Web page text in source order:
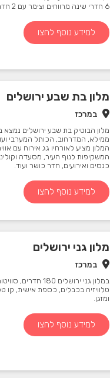
6 חדרי שינה מרווחים וצימר עם 2 חדרי שינה.
למידע נוסף לחצו
מלון בת שבע ירושלים
במרכז
מלון הבוטיק בת שבע ירושלים
ממילא, המדרחוב, הכותל המערבי
המלון מציע לאורחיו גג אירוח עם
המשקיפות לנוף העיר, מסעדה
כנסים ואירועים, חדר כושר ועוד.
למידע נוסף לחצו
מלון גני ירושלים
במרכז
במלון גני
טלוויזיה בכבלים, כספת אישית, קו
ומזגן.
למידע נוסף לחצו